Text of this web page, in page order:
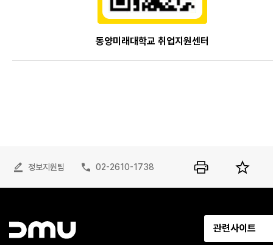
동양미래대학교 취업지원센터
정보지원팀 02-2610-1738
관련사이트